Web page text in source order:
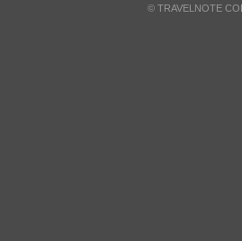
© TRAVELNOTE